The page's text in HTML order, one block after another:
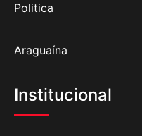
Politica
Araguaína
Institucional